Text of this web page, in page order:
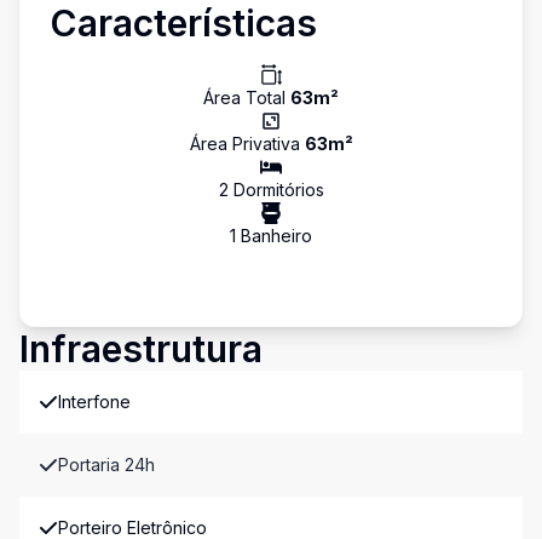
Características
Área Total 63m²
Área Privativa 63m²
2 Dormitórios
1 Banheiro
Infraestrutura
Interfone
Portaria 24h
Porteiro Eletrônico